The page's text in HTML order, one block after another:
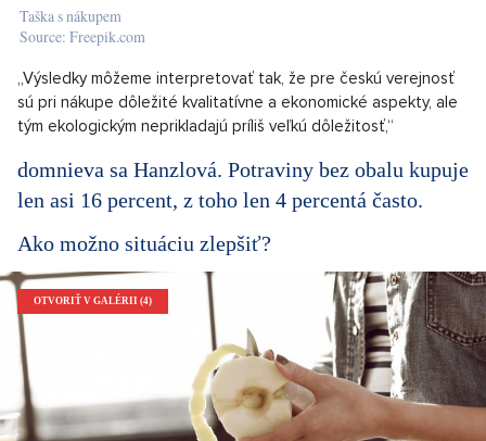
Taška s nákupem
Source: Freepik.com
„Výsledky môžeme interpretovať tak, že pre českú verejnosť
sú pri nákupe dôležité kvalitatívne a ekonomické aspekty, ale
tým ekologickým neprikladajú príliš veľkú dôležitosť,“
domnieva sa Hanzlová. Potraviny bez obalu kupuje
len asi 16 percent, z toho len 4 percentá často.
Ako možno situáciu zlepšiť?
OTVORIŤ V GALÉRII (4)